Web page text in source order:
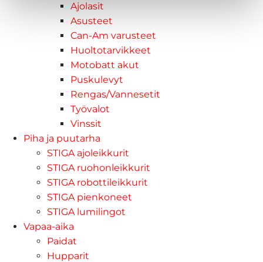
Ajolasit
Asusteet
Can-Am varusteet
Huoltotarvikkeet
Motobatt akut
Puskulevyt
Rengas/Vannesetit
Työvalot
Vinssit
Piha ja puutarha
STIGA ajoleikkurit
STIGA ruohonleikkurit
STIGA robottileikkurit
STIGA pienkoneet
STIGA lumilingot
Vapaa-aika
Paidat
Hupparit